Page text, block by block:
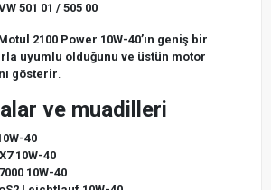
501 01 / 505 00
2100 Power 10W-40’ın geniş bir
uyumlu olduğunu ve üstün motor
gösterir.
ve muadilleri
40
10W-40
10W-40